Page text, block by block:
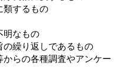
類するもの
明なもの
繰り返しであるもの
らの各種調査やアンケー